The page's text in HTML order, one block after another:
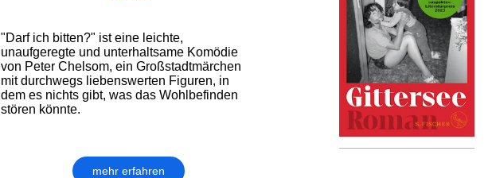
"Darf ich bitten?" ist eine leichte,
unaufgeregte und unterhaltsame Komödie
von Peter Chelsom, ein Großstadtmärchen
mit durchwegs liebenswerten Figuren, in
dem es nichts gibt, was das Wohlbefinden
stören könnte.
mehr erfahren